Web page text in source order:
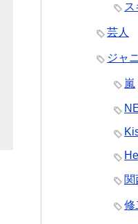
芸人
ジャ
嵐
関
修